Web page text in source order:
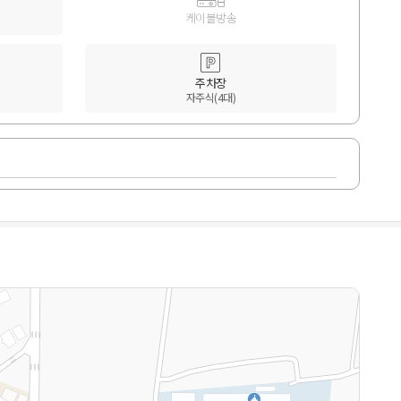
케이블방송
주차장
자주식(4대)